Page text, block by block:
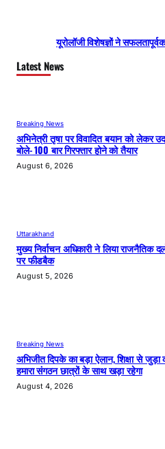
यूरोलॉजी विशेषज्ञों ने
Latest News
Breaking News
अभिनेत्री तृषा पर विवादित बयान को लेकर
बोले- 100 बार गिरफ्तार होने को तैयार
August 6, 2026
Uttarakhand
मुख्य निर्वाचन अधिकारी ने लिया
पर फीडबैक
August 5, 2026
Breaking News
अभिजीत दिपके का बड़ा ऐलान, शिक्षा से जुड़ा
हमारा संगठन छात्रों के साथ खड़ा रहेगा
August 4, 2026